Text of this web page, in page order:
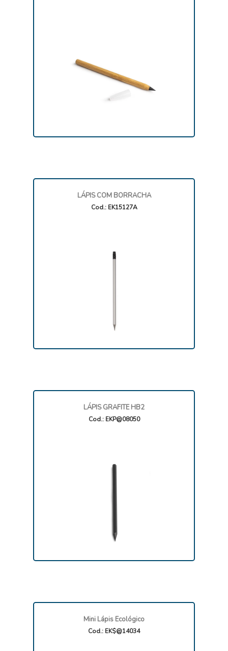
LÁPIS COM BORRACHA
Cod.: EK15127A
LÁPIS GRAFITE HB2
Cod.: EKP@08050
Mini Lápis Ecológico
Cod.: EK$@14034